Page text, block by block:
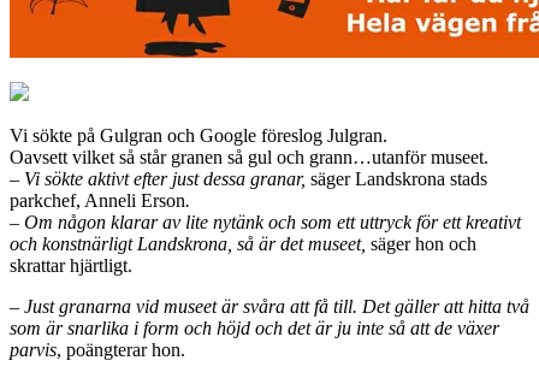
Vi sökte på Gulgran och Google föreslog Julgran.
Oavsett vilket så står granen så gul och grann…utanför museet.
– Vi sökte aktivt efter just dessa granar, säger Landskrona stads
parkchef, Anneli Erson.
– Om någon klarar av lite nytänk och som ett uttryck för ett kreativt
och konstnärligt Landskrona, så är det museet, säger hon och
skrattar hjärtligt.
– Just granarna vid museet är svåra att få till. Det gäller att hitta två
som är snarlika i form och höjd och det är ju inte så att de växer
parvis, poängterar hon.